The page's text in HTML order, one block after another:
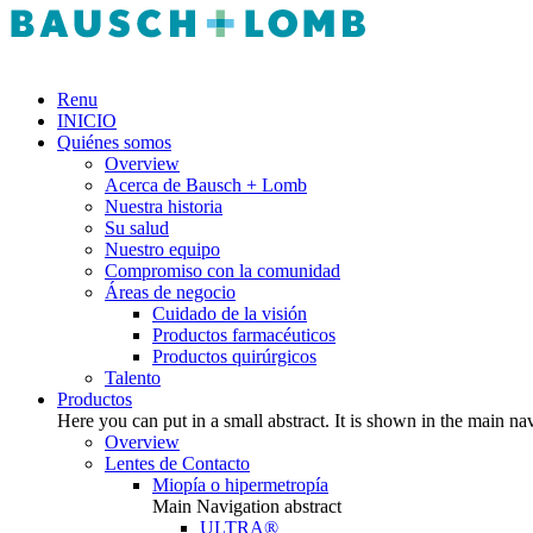
Renu
INICIO
Quiénes somos
Overview
Acerca de Bausch + Lomb
Nuestra historia
Su salud
Nuestro equipo
Compromiso con la comunidad
Áreas de negocio
Cuidado de la visión
Productos farmacéuticos
Productos quirúrgicos
Talento
Productos
Here you can put in a small abstract. It is shown in the main
Overview
Lentes de Contacto
Miopía o hipermetropía
Main Navigation abstract
ULTRA®